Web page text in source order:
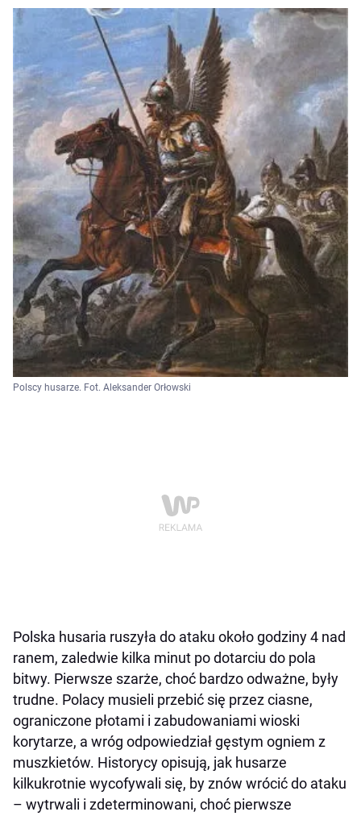
Polscy husarze. Fot. Aleksander Orłowski
Polska husaria ruszyła do ataku około godziny 4 nad
ranem, zaledwie kilka minut po dotarciu do pola
bitwy. Pierwsze szarże, choć bardzo odważne, były
trudne. Polacy musieli przebić się przez ciasne,
ograniczone płotami i zabudowaniami wioski
korytarze, a wróg odpowiedział gęstym ogniem z
muszkietów. Historycy opisują, jak husarze
kilkukrotnie wycofywali się, by znów wrócić do ataku
– wytrwali i zdeterminowani, choć pierwsze